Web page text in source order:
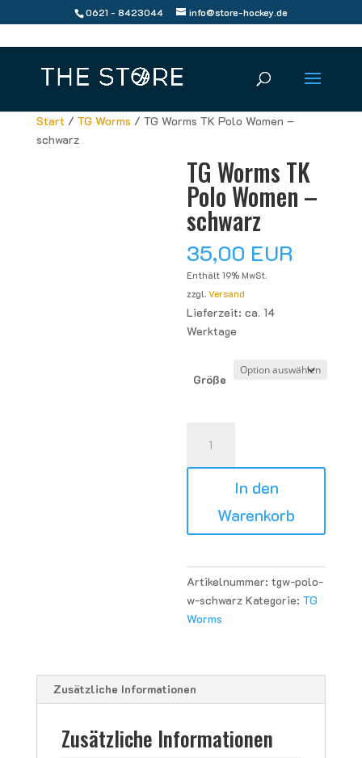
0621 - 8423044 info@store-hockey.de
Start / TG Worms / TG Worms TK Polo Women –
schwarz
TG Worms TK
Polo Women –
schwarz
35,00 EUR
Enthält 19% MwSt.
zzgl.Versand
Lieferzeit: ca. 14
Werktage
Größe
Worms
TK
In den
Warenkorb
Artikelnummer:tgw-polo-
w-schwarz Kategorie:TG
Worms
Zusätzliche Informationen
Zusätzliche Informationen